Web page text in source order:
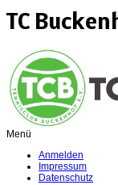
TC
Menü
Anmelden
Impressum
Datenschutz